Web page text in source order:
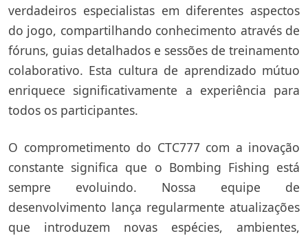
verdadeiros especialistas em diferentes aspectos
do jogo, compartilhando conhecimento através de
fóruns, guias detalhados e sessões de treinamento
colaborativo. Esta cultura de aprendizado mútuo
enriquece significativamente a experiência para
todos os participantes.
O comprometimento do CTC777 com a inovação
constante significa que o Bombing Fishing está
sempre evoluindo. Nossa equipe de
desenvolvimento lança regularmente atualizações
que introduzem novas espécies, ambientes,